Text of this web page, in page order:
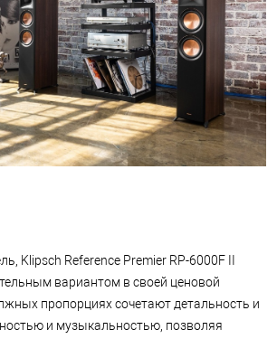
Klipsch Reference Premier RP-6000F II
вариантом в своей ценовой
пропорциях сочетают детальность и
и музыкальностью, позволяя